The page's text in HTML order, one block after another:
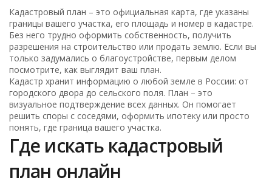
Кадастровый план – это официальная карта, где указаны
границы вашего участка, его площадь и номер в кадастре.
Без него трудно оформить собственность, получить
разрешения на строительство или продать землю. Если вы
только задумались о благоустройстве, первым делом
посмотрите, как выглядит ваш план.
Кадастр хранит информацию о любой земле в России: от
городского двора до сельского поля. План – это
визуальное подтверждение всех данных. Он помогает
решить споры с соседями, оформить ипотеку или просто
понять, где граница вашего участка.
Где искать кадастровый
план онлайн